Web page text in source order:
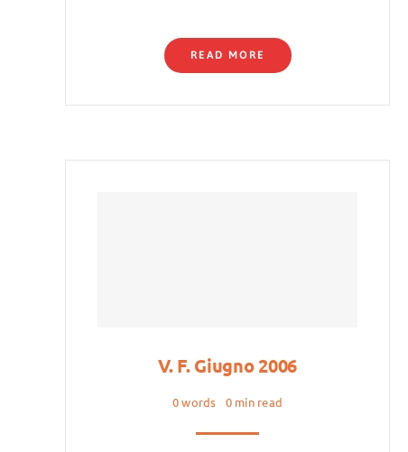
READ MORE
V. F. Giugno 2006
0 words 0 min read